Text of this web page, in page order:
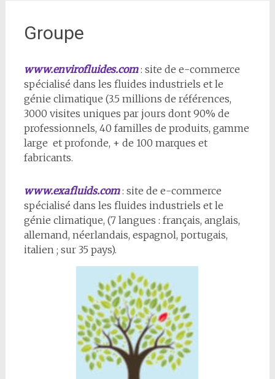
Groupe
www.envirofluides.com: site de e-commerce
spécialisé dans les fluides industriels et le
génie climatique (3.5 millions de références,
3000 visites uniques par jours dont 90% de
professionnels, 40 familles de produits, gamme
large et profonde, + de 100 marques et
fabricants.
www.exafluids.com: site de e-commerce
spécialisé dans les fluides industriels et le
génie climatique, (7 langues : français, anglais,
allemand, néerlandais, espagnol, portugais,
italien ; sur 35 pays).